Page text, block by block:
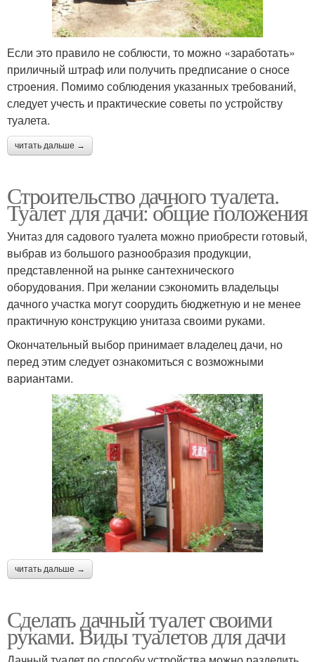
Если это правило не соблюсти, то можно «заработать»
приличный штраф или получить предписание о сносе
строения. Помимо соблюдения указанных требований,
следует учесть и практические советы по устройству
туалета.
читать дальше →
Строительство дачного туалета.
Туалет для дачи: общие положения
Унитаз для садового туалета можно приобрести готовый,
выбрав из большого разнообразия продукции,
представленной на рынке сантехнического
оборудования. При желании сэкономить владельцы
дачного участка могут соорудить бюджетную и не менее
практичную конструкцию унитаза своими руками.
Окончательный выбор принимает владелец дачи, но
перед этим следует ознакомиться с возможными
вариантами.
читать дальше →
Сделать дачный туалет своими
руками. Виды туалетов для дачи